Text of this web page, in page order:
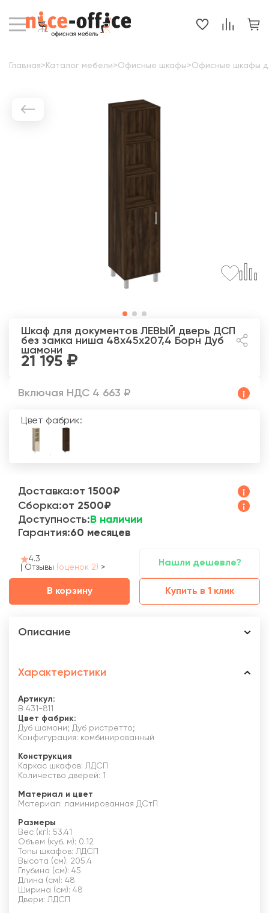
Главная> Каталог мебели>Офисные шкафы>Офисные шкафы
Шкаф для документов ЛЕВЫЙ дверь ДСП
без замка ниша 48x45x207,4 Борн Дуб
шамони
21 195
Включая НДС 4 663 ₽
Цвет фабрик:
Доставка:от 1500₽
Сборка:от 2500₽
Доступность: В наличии
Гарантия:60 месяцев
4.3
Отзывы (оценок 2) > Нашли дешевле?
В корзину Купить в 1 клик
Описание
Характеристики
Артикул:
В 431-811
Цвет фабрик:
Дуб шамони; Дуб ристретто;
Конфигурация: комбинированный
Конструкция
Каркас шкафов: ЛДСП
Количество дверей: 1
Материал и цвет
Материал: ламинированная ДСтП
Размеры
Вес (кг): 53.41
Объем (куб. м): 0.12
Топы шкафов: ЛДСП
Высота (см): 205.4
Глубина (см): 45
Длина (см): 48
Ширина (см): 48
Двери: ЛДСП